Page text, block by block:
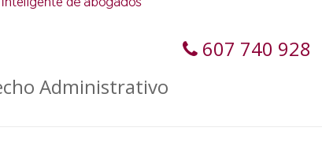
607 740 928
Administrativo